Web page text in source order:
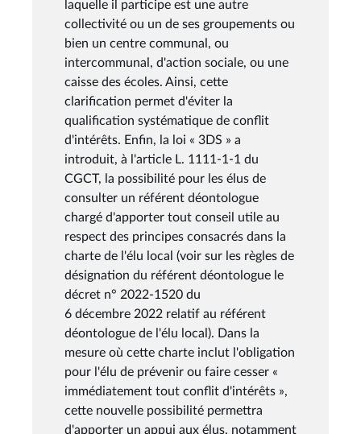
laquelle il participe est une autre
collectivité ou un de ses groupements ou
bien un centre communal, ou
intercommunal, d'action sociale, ou une
caisse des écoles. Ainsi, cette
clarification permet d'éviter la
qualification systématique de conflit
d'intérêts. Enfin, la loi « 3DS » a
introduit, à l'article L. 1111-1-1 du
CGCT, la possibilité pour les élus de
consulter un référent déontologue
chargé d'apporter tout conseil utile au
respect des principes consacrés dans la
charte de l'élu local (voir sur les règles de
désignation du référent déontologue le
décret n° 2022-1520 du
6 décembre 2022 relatif au référent
déontologue de l'élu local). Dans la
mesure où cette charte inclut l'obligation
pour l'élu de prévenir ou faire cesser «
immédiatement tout conflit d'intérêts »,
cette nouvelle possibilité permettra
d'apporter un appui aux élus, notamment